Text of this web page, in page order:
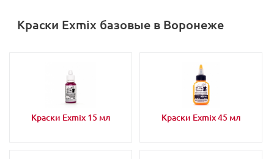
Краски Exmix базовые в Воронеже
Краски Exmix 15 мл Краски Exmix 45 мл